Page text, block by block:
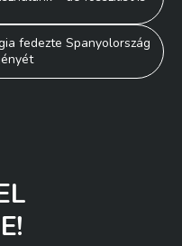
fedezte Spanyolország